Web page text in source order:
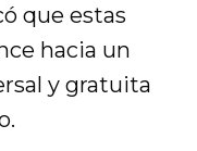
que estas
hacia un
y gratuita